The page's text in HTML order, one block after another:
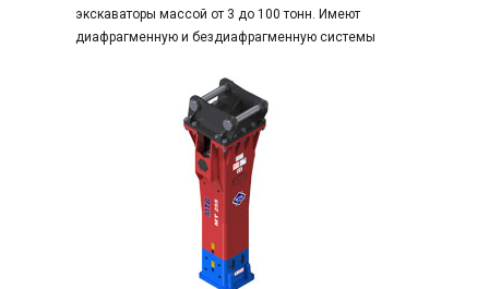
экскаваторы массой от 3 до 100 тонн. Имеют
диафрагменную и бездиафрагменную системы